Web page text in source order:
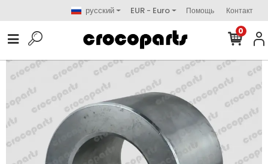
русский EUR - Euro Помощь Контакт
0